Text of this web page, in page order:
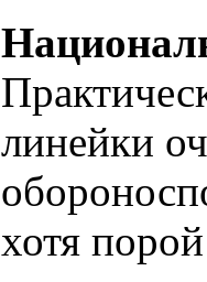
линейки
хотя